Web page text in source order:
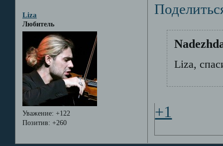
Liza
Любитель
Уважение: +122
Позитив: +260
Liza,
+1